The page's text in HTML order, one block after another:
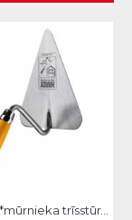
Ķelle *30*mūrnieka trīsstūra 20cm, Hardy